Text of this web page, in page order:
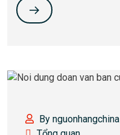
By nguonhangchina